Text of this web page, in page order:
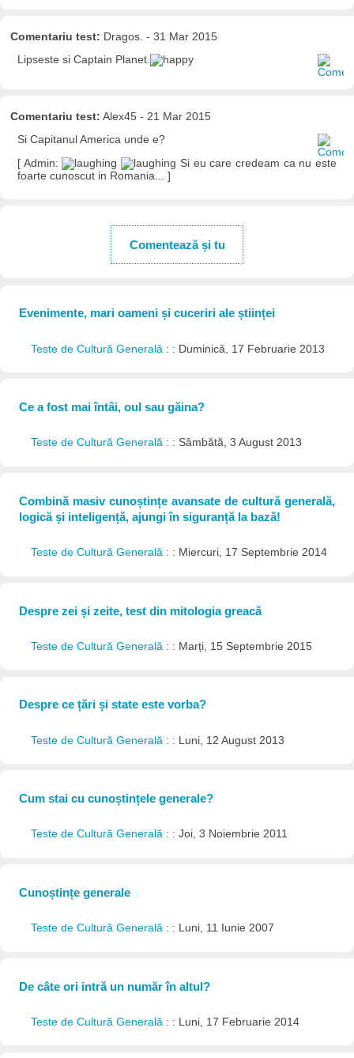
Comentariu test: Dragos. - 31 Mar 2015
Lipseste si Captain Planet.
Comentariu test: Alex45 - 21 Mar 2015
Si Capitanul America unde e?
[ Admin:
Si eu care credeam ca nu este
foarte cunoscut in Romania... ]
Comentează și tu
Evenimente, mari oameni și cuceriri ale științei
Teste de Cultură Generală : : Duminică, 17 Februarie 2013
Ce a fost mai întâi, oul sau găina?
Teste de Cultură Generală : : Sâmbătă, 3 August 2013
Combină masiv cunoștințe avansate de cultură generală,
logică și inteligență, ajungi în siguranță la bază!
Teste de Cultură Generală : : Miercuri, 17 Septembrie 2014
Despre zei și zeite, test din mitologia greacă
Teste de Cultură Generală : : Marți, 15 Septembrie 2015
Despre ce țări și state este vorba?
Teste de Cultură Generală : : Luni, 12 August 2013
Cum stai cu cunoștințele generale?
Teste de Cultură Generală : : Joi, 3 Noiembrie 2011
Cunoștințe generale
Teste de Cultură Generală : : Luni, 11 Iunie 2007
De câte ori intră un număr în altul?
Teste de Cultură Generală : : Luni, 17 Februarie 2014